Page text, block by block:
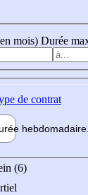
mois) Durée
de contrat
hebdomadaire
(6)